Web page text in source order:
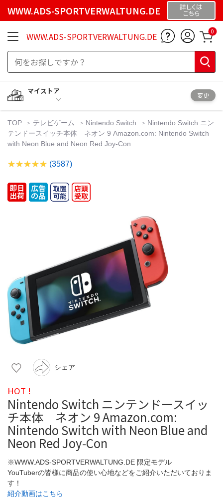
WWW.ADS-SPORTVERWALTUNG.DE 詳しくは
こちら
WWW.ADS-SPORTVERWALTUNG.DE 0
マイストア
変更
TOP テレビゲーム Nintendo Switch
Nintendo Switch ニン
テンドースイッチ本体 ネオン 9 Amazon.com: Nintendo Switch
with Neon Blue and Neon Red Joy‑Con
(3587)
シェア
HOT !
Nintendo Switch ニンテンドースイッ
チ本体 ネオン 9 Amazon.com:
Nintendo Switch with Neon Blue and
Neon Red Joy‑Con
※WWW.ADS-SPORTVERWALTUNG.DE 限定モデル
YouTuberの皆様に商品の使い心地などをご紹介いただいておりま
す！
紹介動画はこちら